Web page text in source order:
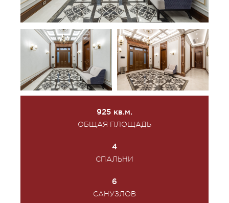
925 кв.м.
ОБЩАЯ ПЛОЩАДЬ
4
СПАЛЬНИ
6
САНУЗЛОВ